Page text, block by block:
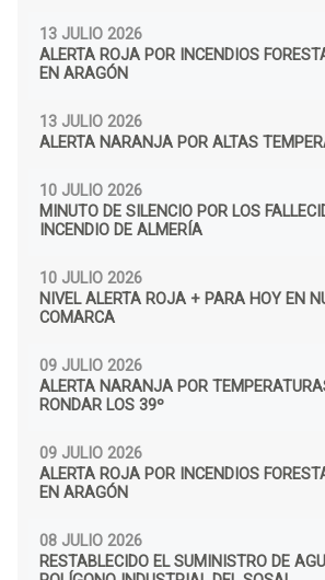
13 JULIO 2026
ALERTA ROJA POR INCENDIOS
EN ARAGÓN
13 JULIO 2026
ALERTA NARANJA POR ALTAS
10 JULIO 2026
MINUTO DE SILENCIO POR LOS
INCENDIO DE ALMERÍA
10 JULIO 2026
NIVEL ALERTA ROJA + PARA HOY EN
COMARCA
09 JULIO 2026
ALERTA NARANJA POR
RONDAR LOS 39º
09 JULIO 2026
ALERTA ROJA POR INCENDIOS
EN ARAGÓN
08 JULIO 2026
RESTABLECIDO EL SUMINISTRO DE